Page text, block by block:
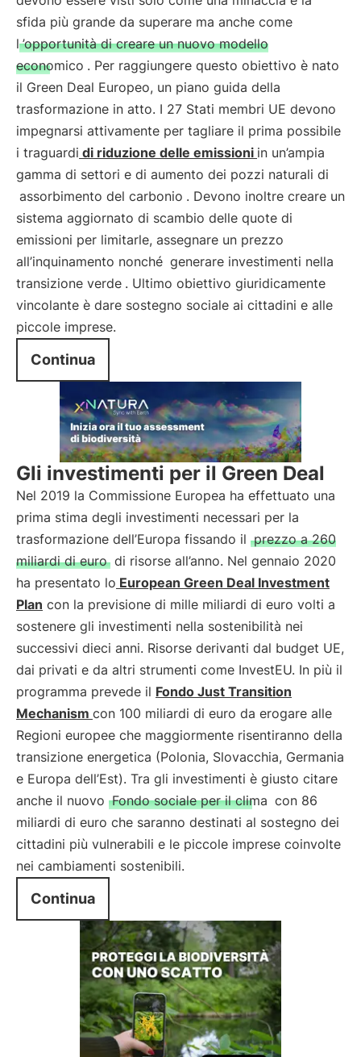
sfida più grande da superare ma anche come
l ’opportunità di creare un nuovo modello
economico . Per raggiungere questo obiettivo è nato
il Green Deal Europeo, un piano guida della
trasformazione in atto. I 27 Stati membri UE devono
impegnarsi attivamente per tagliare il prima possibile
i traguardi di riduzione delle emissioni in un’ampia
gamma di settori e di aumento dei pozzi naturali di
assorbimento del carbonio . Devono inoltre creare un
sistema aggiornato di scambio delle quote di
emissioni per limitarle, assegnare un prezzo
all’inquinamento nonché generare investimenti nella
transizione verde . Ultimo obiettivo giuridicamente
vincolante è dare sostegno sociale ai cittadini e alle
piccole imprese.
Continua
Gli investimenti per il Green Deal
Nel 2019 la Commissione Europea ha effettuato una
prima stima degli investimenti necessari per la
trasformazione dell’Europa fissando il prezzo a 260
miliardi di euro di risorse all’anno. Nel gennaio 2020
ha presentato lo European Green Deal Investment
Plan con la previsione di mille miliardi di euro volti a
sostenere gli investimenti nella sostenibilità nei
successivi dieci anni. Risorse derivanti dal budget UE,
dai privati e da altri strumenti come InvestEU. In più il
programma prevede il Fondo Just Transition
Mechanism con 100 miliardi di euro da erogare alle
Regioni europee che maggiormente risentiranno della
transizione energetica (Polonia, Slovacchia, Germania
e Europa dell’Est). Tra gli investimenti è giusto citare
anche il nuovo Fondo sociale per il clima con 86
miliardi di euro che saranno destinati al sostegno dei
cittadini più vulnerabili e le piccole imprese coinvolte
nei cambiamenti sostenibili.
Continua